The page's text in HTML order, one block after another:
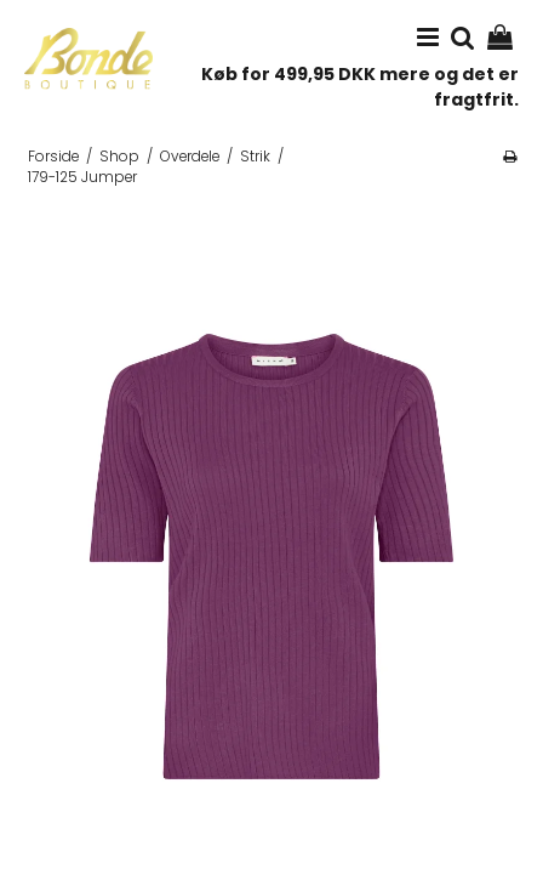
Køb for 499,95 DKK mere og det er
fragtfrit.
Forside / Shop / Overdele / Strik /
179-125 Jumper